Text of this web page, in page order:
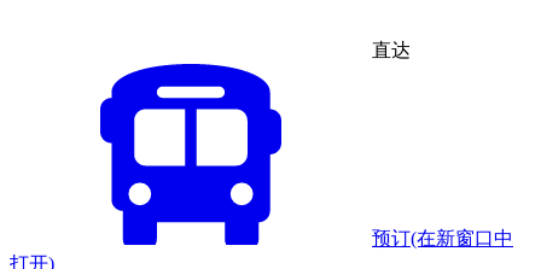
直达
预订(在新窗口中
打开)